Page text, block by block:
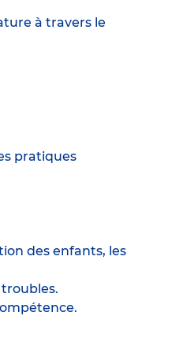
à travers le
pratiques
des enfants, les